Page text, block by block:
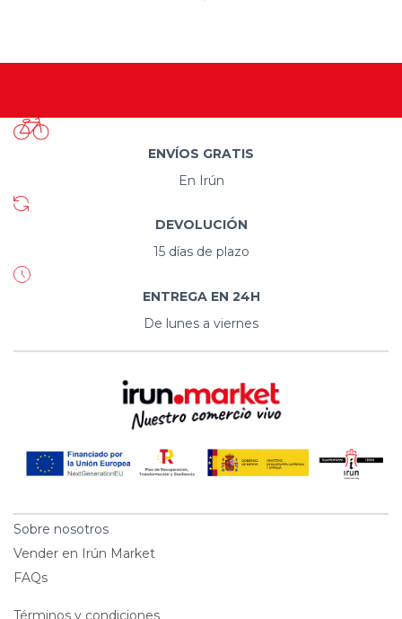
ENVÍOS GRATIS
En Irún
DEVOLUCIÓN
15 días de plazo
ENTREGA EN 24H
De lunes a viernes
Sobre nosotros
Vender en Irún Market
FAQs
Términos y condiciones